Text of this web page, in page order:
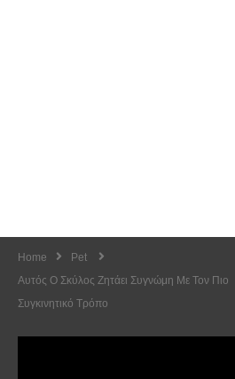
Home
Pet
Αυτός Ο Σκύλος Ζητάει Συγνώμη Με Τον Πιο
Συγκινητικό Τρόπο